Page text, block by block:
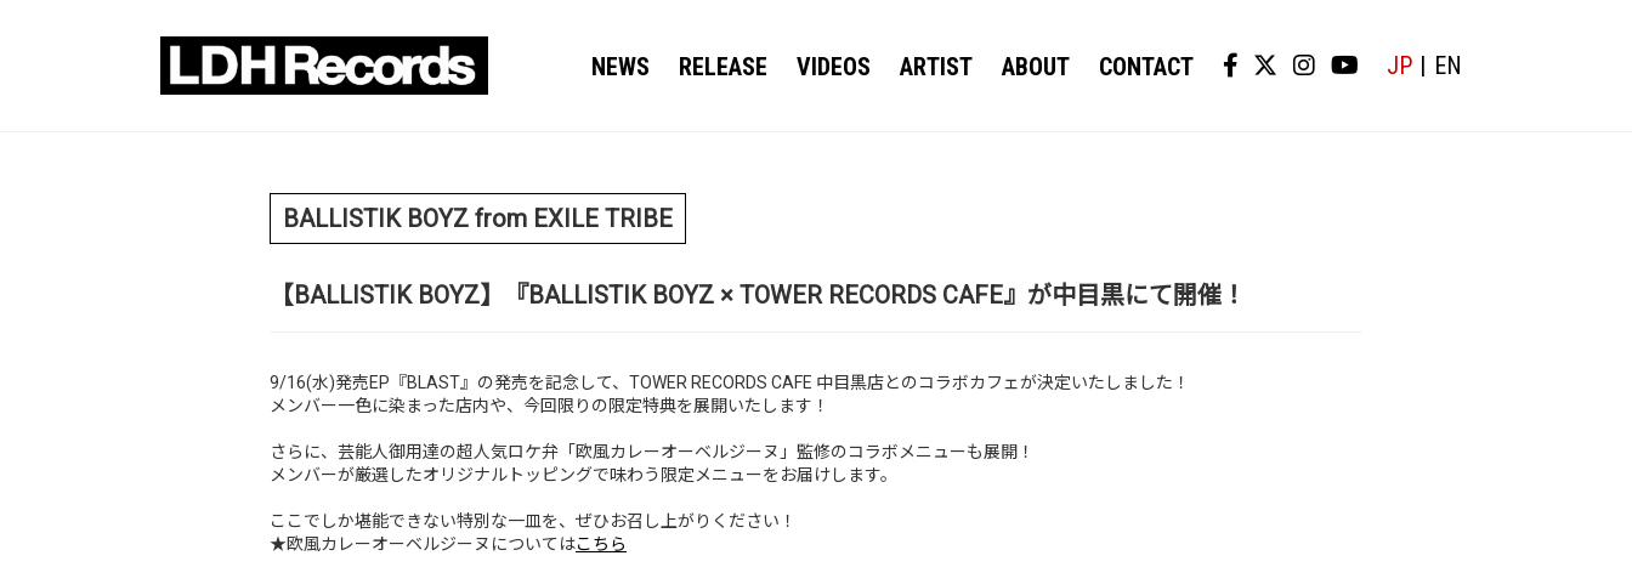
NEWS RELEASE VIDEOS ARTIST ABOUT CONTACT JP EN
BALLISTIK BOYZ from EXILE TRIBE
【BALLISTIK BOYZ】『BALLISTIK BOYZ × TOWER RECORDS CAFE』が中目黒にて開催！
9/16(水)発売EP『BLAST』の発売を記念して、TOWER RECORDS CAFE 中目黒店とのコラボカフェが決定いたしました！
メンバー一色に染まった店内や、今回限りの限定特典を展開いたします！
さらに、芸能人御用達の超人気ロケ弁「欧風カレーオーベルジーヌ」監修のコラボメニューも展開！
メンバーが厳選したオリジナルトッピングで味わう限定メニューをお届けします。
ここでしか堪能できない特別な一皿を、ぜひお召し上がりください！
★欧風カレーオーベルジーヌについてはこちら